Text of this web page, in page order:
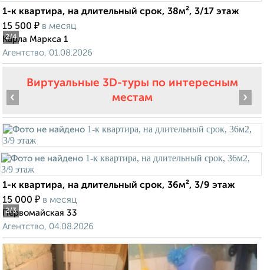
2/4
1-к квартира, на длительный срок, 38м², 3/17 этаж
15 500 ₽ в месяц
Карла Маркса 1
Агентство, 01.08.2026
Виртуальные 3D-туры по интересным
местам
2/3
‹ ›
1-к квартира, на длительный срок, 36м², 3/9 этаж
15 000 ₽ в месяц
Первомайская 33
Агентство, 04.08.2026